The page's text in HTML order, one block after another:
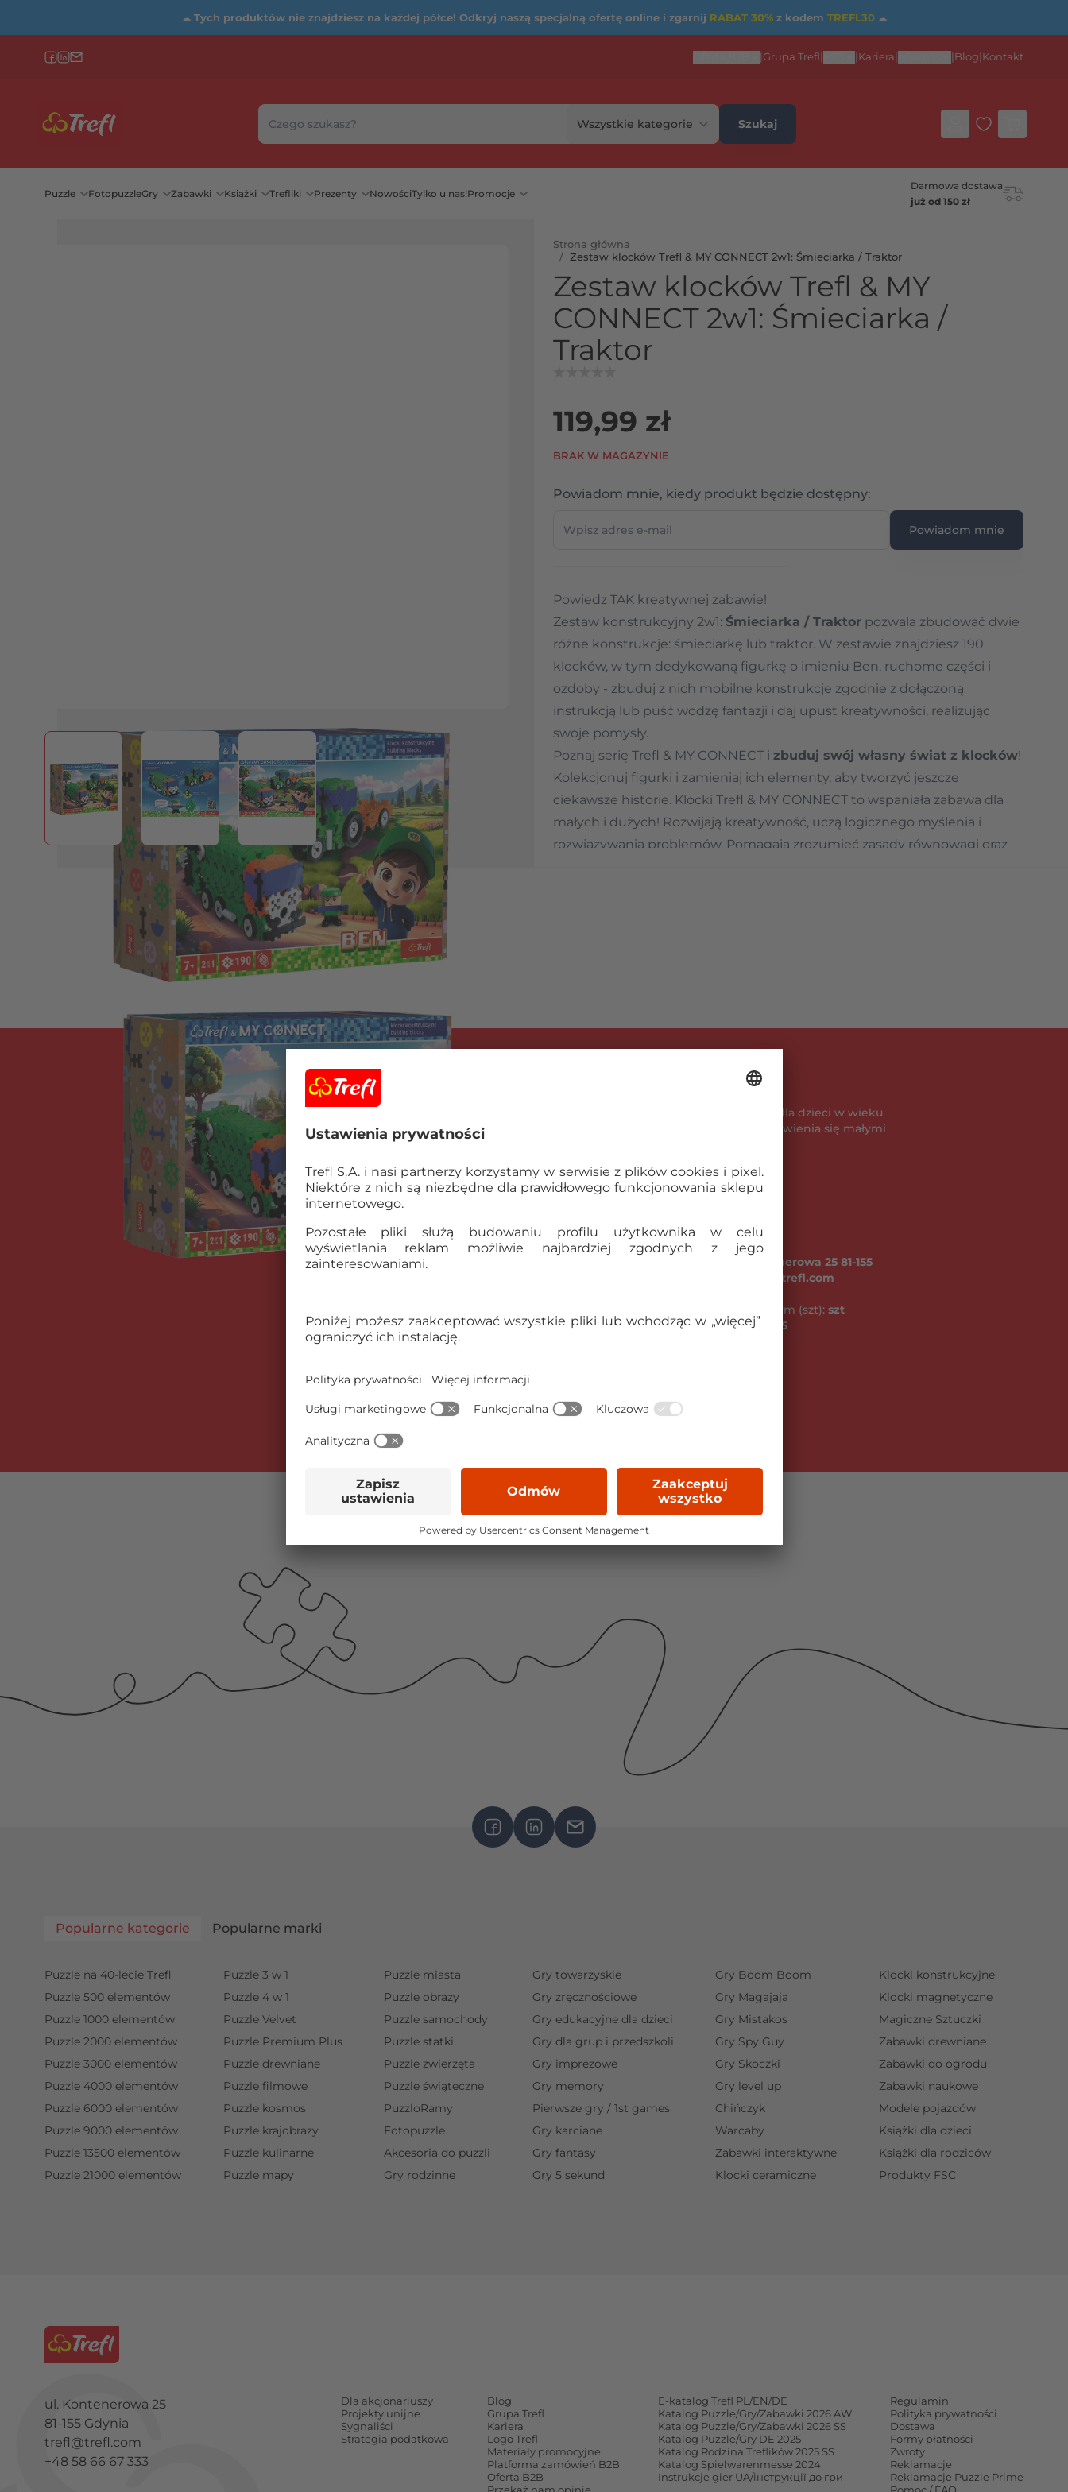
☁ Tych produktów nie znajdziesz na każdej półce! Odkryj naszą specjalną ofertę online i zgarnij RABAT 30%z kodem TREFL30 ☁
Grupa Trefl Kariera Blog Kontakt
Szukaj w sklepie...
Wybierz kategorię
Szukaj
Puzzle FotopuzzleGry Zabawki Książki Trefliki Prezenty NowościTylko u nas!Promocje
Darmowa dostawa
już od 150 zł
View larger imageView larger imageView larger image
Strona główna
/ Zestaw klocków Trefl & MY CONNECT 2w1: Śmieciarka / Traktor
Zestaw klocków Trefl & MY
CONNECT 2w1: Śmieciarka /
Traktor
119,99 zł
BRAK W MAGAZYNIE
Powiadom mnie, kiedy produkt będzie dostępny:
Powiadom mnie
Powiedz TAK kreatywnej zabawie!
Zestaw konstrukcyjny 2w1: Śmieciarka / Traktor pozwala zbudować dwie
różne konstrukcje: śmieciarkę lub traktor. W zestawie znajdziesz 190
klocków, w tym dedykowaną figurkę o imieniu Ben, ruchome części i
ozdoby - zbuduj z nich mobilne konstrukcje zgodnie z dołączoną
instrukcją lub puść wodzę fantazji i daj upust kreatywności, realizując
swoje pomysły.
Poznaj serię Trefl & MY CONNECT i zbuduj swój własny świat z klocków!
Kolekcjonuj figurki i zamieniaj ich elementy, aby tworzyć jeszcze
ciekawsze historie. Klocki Trefl & MY CONNECT to wspaniała zabawa dla
małych i dużych! Rozwijają kreatywność, uczą logicznego myślenia i
rozwiązywania problemów. Pomagają zrozumieć zasady równowagi oraz
OSTRZEŻENIE! Nieodpowiednie dla dzieci w wieku
poniżej 3 lat. Istnieje ryzyko zadławienia się małymi
Szczegółowe dane
EAN:5900511619751
Kod produktu:61975B
TREFL SA ul. Kontenerowa 25 81-155
Gdynia, Polska, trefl@trefl.com, www.trefl.com
Liczba pudełek w opakowaniu zbiorczym (szt): szt
Waga opakowania zbiorczego (kg):
0.75
5900511619751
Popularne kategorie Popularne marki
Puzzle na 40-lecie Trefl
Puzzle 500 elementów
Puzzle 1000 elementów
Puzzle 2000 elementów
Puzzle 3000 elementów
Puzzle 4000 elementów
Puzzle 6000 elementów
Puzzle 9000 elementów
Puzzle 13500 elementów
Puzzle 21000 elementów
Puzzle 3 w 1
Puzzle 4 w 1
Puzzle Velvet
Puzzle Premium Plus
Puzzle drewniane
Puzzle filmowe
Puzzle kosmos
Puzzle krajobrazy
Puzzle kulinarne
Puzzle mapy
Puzzle miasta
Puzzle obrazy
Puzzle samochody
Puzzle statki
Puzzle zwierzęta
Puzzle świąteczne
PuzzloRamy
Fotopuzzle
Akcesoria do puzzli
Gry rodzinne
Gry towarzyskie
Gry zręcznościowe
Gry edukacyjne dla dzieci
Gry dla grup i przedszkoli
Gry imprezowe
Gry memory
Pierwsze gry / 1st games
Gry karciane
Gry fantasy
Gry 5 sekund
Gry Boom Boom
Gry Magajaja
Gry Mistakos
Gry Spy Guy
Gry Skoczki
Gry level up
Chińczyk
Warcaby
Zabawki interaktywne
Klocki ceramiczne
Klocki konstrukcyjne
Klocki magnetyczne
Magiczne Sztuczki
Zabawki drewniane
Zabawki do ogrodu
Zabawki naukowe
Modele pojazdów
Książki dla dzieci
Książki dla rodziców
Produkty FSC
ul. Kontenerowa 25
81-155 Gdynia
trefl@trefl.com
+48 58 66 67 333
Dla akcjonariuszy
Projekty unijne
Sygnaliści
Strategia podatkowa
Blog
Grupa Trefl
Kariera
Logo Trefl
Materiały promocyjne
Platforma zamówień B2B
Oferta B2B
E-katalog Trefl PL/EN/DE
Katalog Puzzle/Gry/Zabawki 2026 AW
Katalog Puzzle/Gry/Zabawki 2026 SS
Katalog Puzzle/Gry DE 2025
Katalog Rodzina Treflików 2025 SS
Katalog Spielwarenmesse 2024
Instrukcje gier UA/інструкції до гри
Regulamin
Polityka prywatności
Dostawa
Formy płatności
Zwroty
Reklamacje
Reklamacje Puzzle Prime